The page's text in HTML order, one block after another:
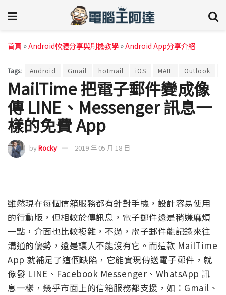
首頁 »Android軟體分享與刷機教學 »Android App分享介紹
Tags: Android Gmail hotmail iOS MAIL Outlook
MailTime 把電子郵件變成像
傳 LINE、Messenger 訊息一
樣的免費 App
byRocky 2019 年 05 月 18 日
雖然現在每個信箱服務都有針對手機，設計容易使用
的行動版，但相較於傳訊息，電子郵件還是稍嫌麻煩
一點，介面也比較複雜，不過，電子郵件能記錄來往
溝通的優勢，還是讓人不能沒有它。而這款 MailTime
App 就補足了這個缺陷，它能實現傳送電子郵件，就
像發 LINE、Facebook Messenger、WhatsApp 訊
息一樣，幾乎市面上的信箱服務都支援，如：Gmail、